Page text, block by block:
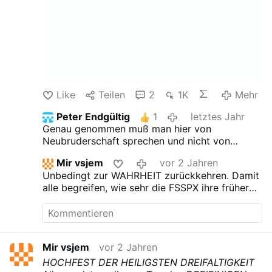
Like Teilen 2 1K
Mehr
Peter Endgültig
1
letztes Jahr
Genau genommen muß man hier von
Neubruderschaft sprechen und nicht von
gegeben.
Mir vsjem
vor 2 Jahren
Unbedingt zur WAHRHEIT zurückkehren. Damit
alle begreifen, wie sehr die FSSPX ihre frühere
den Kampf für die Wahrheit im Glauben
aufgegeben], ein markanter Vergleich: Damals
hat P. Schmidberger versprochen, sich gegen
die Irrtümer in der Sekte zu erheben und
erklärte: "..Dagegen haben wir niemals diesem
Mir vsjem
vor 2 Jahren
HOCHFEST DER HEILIGSTEN DREIFALTIGKEIT